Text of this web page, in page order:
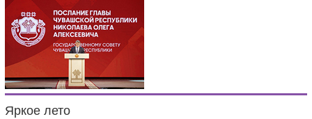
Яркое лето